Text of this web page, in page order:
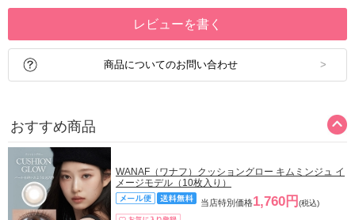
レビューを書く
商品についてのお問い合わせ
おすすめ商品
WANAF（ワナフ）クッショングロー キムミンジュ イ
メージモデル（10枚入り）
当店特別価格1,760円 (税込)